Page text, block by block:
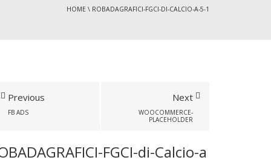
HOME \ ROBADAGRAFICI-FGCI-DI-CALCIO-A-5-1
Previous
FB ADS
Next
WOOCOMMERCE-
PLACEHOLDER
FGCI-di-Calcio-a